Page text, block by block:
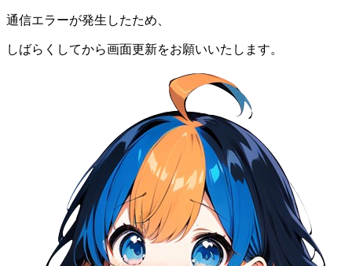
通信エラーが発生したため、
しばらくしてから画面更新をお願いいたします。